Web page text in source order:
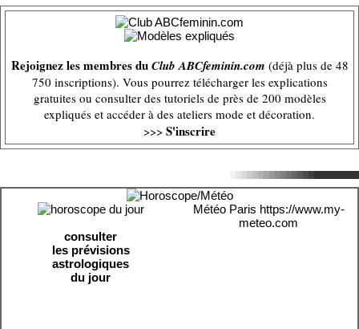
Rejoignez les membres duClub ABCfeminin.com (déjà plus de 48
750 inscriptions). Vous pourrez télécharger les explications
gratuites ou consulter des tutoriels de près de 200 modèles
expliqués et accéder à des ateliers mode et décoration.
>>> S'inscrire
consulter
les prévisions
astrologiques
du jour
Météo Paris https://www.my-
meteo.com